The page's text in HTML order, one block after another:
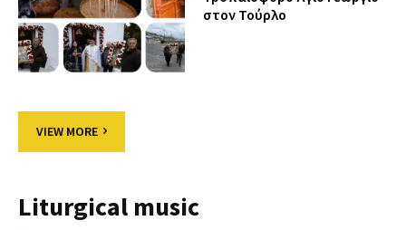
στον Τούρλο
VIEW MORE
Liturgical music